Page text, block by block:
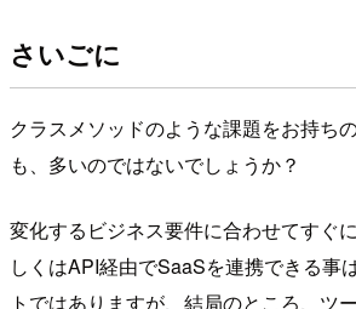
さいごに
クラスメソッドのような課題をお持ち
も、多いのではないでしょうか？
変化するビジネス要件に合わせてすぐ
しくはAPI経由でSaaSを連携できる事
トではありますが、結局のところ、ツ